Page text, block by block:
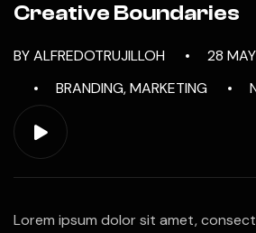
Creative Boundaries
BY ALFREDOTRUJILLOH
28
BRANDING,MARKETING
Lorem ipsum dolor sit amet,